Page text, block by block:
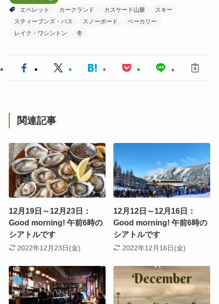
エベレット
カークランド カスケード山脈
スキー
スティーブンズ・パス
スノーボード
ベーカリー
レイク・ワシントン
冬
関連記事
12月19日～12月23日：
Good morning! 午前6時の
シアトルです
2022年12月23日(金)
12月12日～12月16日：
Good morning! 午前6時の
シアトルです
2022年12月16日(金)